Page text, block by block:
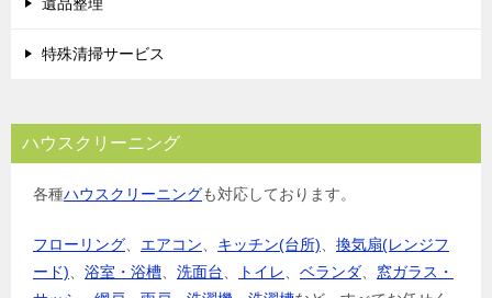
特殊清掃サービス
ハウスクリーニング
各種ハウスクリーニングも対応しております。
フローリング エアコン キッチン(台所)
換気扇(レンジフ
ード)
浴室・浴槽 洗面台 トイレ ベランダ
窓ガラス・